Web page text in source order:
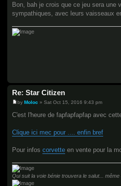
Bon, bah je crois que ce jeu sera une
sympathiques, avec leurs vaisseaux
Re: Star Citizen
P
s
by Moloc » Sat Oct 15, 2016 9:43 pm
C'est l'heure de fapfapfapfap avec
Clique ici mec pour .... enfin bref
Pour infos corvette en vente pour la
Qui suit la voie bénie trouvera le salut... même